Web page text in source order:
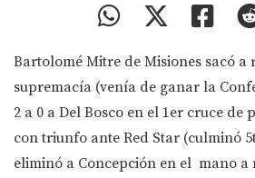
Bartolomé Mitre de Misiones sacó a
supremacía (venía de ganar la
2 a 0 a Del Bosco en el 1er cruce de
con triunfo ante Red Star (culminó
eliminó a Concepción en el mano a